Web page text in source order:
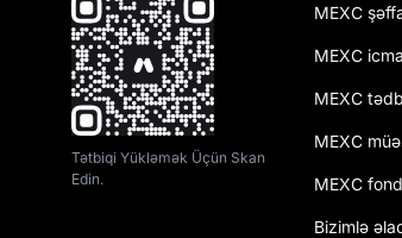
Tətbiqi Yükləmək Üçün Skan
Edin.
MEXC
MEXC
MEXC
MEXC
MEXC
Bizimlə